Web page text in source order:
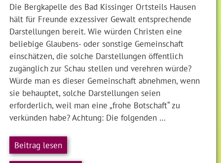
Die Bergkapelle des Bad Kissinger Ortsteils Hausen
hält für Freunde exzessiver Gewalt entsprechende
Darstellungen bereit. Wie würden Christen eine
beliebige Glaubens- oder sonstige Gemeinschaft
einschätzen, die solche Darstellungen öffentlich
zugänglich zur Schau stellen und verehren würde?
Würde man es dieser Gemeinschaft abnehmen, wenn
sie behauptet, solche Darstellungen seien
erforderlich, weil man eine „frohe Botschaft“ zu
verkünden habe? Achtung: Die folgenden …
Beitrag lesen